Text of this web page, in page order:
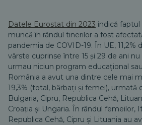
Datele Eurostat din 2023 indică
muncă în rândul tinerilor a fost
pandemia de COVID-19. În UE, 11,2%
vârste cuprinse între 15 și 29 de ani
urmau niciun program educațional
România a avut una dintre cele mai
19,3% (total, bărbați și femei), urmată
Bulgaria, Cipru, Republica Cehă,
Croația și Ungaria. În rândul femeilor,
Republica Cehă, Cipru și Lituania au